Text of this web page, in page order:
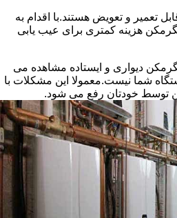
تعمیر و تعویض هستند.با اقدام به
هزینه کمتری برای عیب یابی
دیواری و ایستاده مشاهده می
شما نیست.معمولا این مشکلات با
توسط خودتان رفع می شود.